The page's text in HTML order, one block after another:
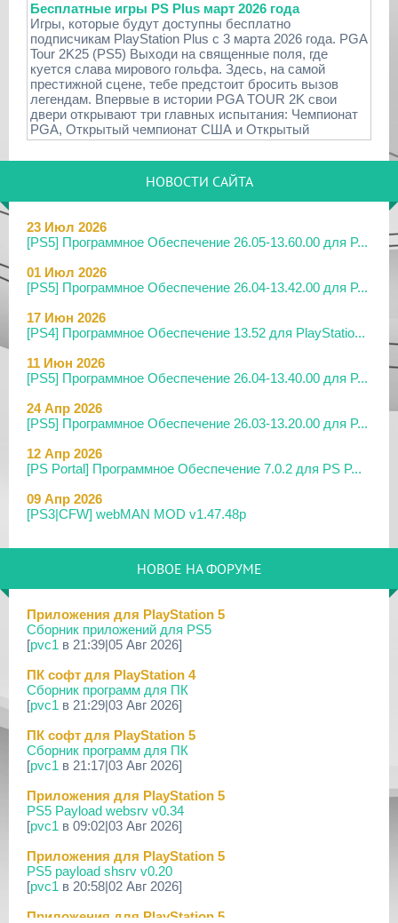
Бесплатные игры PS Plus март 2026 года
Игры, которые будут доступны бесплатно
подписчикам PlayStation Plus с 3 марта 2026 года. PGA
Tour 2K25 (PS5) Выходи на священные поля, где
куется слава мирового гольфа. Здесь, на самой
престижной сцене, тебе предстоит бросить вызов
легендам. Впервые в истории PGA TOUR 2K свои
двери открывают три главных испытания: Чемпионат
PGA, Открытый чемпионат США и Открытый
НОВОСТИ САЙТА
23 Июл 2026
[PS5] Программное Обеспечение 26.05-13.60.00 для P...
01 Июл 2026
[PS5] Программное Обеспечение 26.04-13.42.00 для P...
17 Июн 2026
[PS4] Программное Обеспечение 13.52 для PlayStatio...
11 Июн 2026
[PS5] Программное Обеспечение 26.04-13.40.00 для P...
24 Апр 2026
[PS5] Программное Обеспечение 26.03-13.20.00 для P...
12 Апр 2026
[PS Portal] Программное Обеспечение 7.0.2 для PS P...
09 Апр 2026
[PS3|CFW] webMAN MOD v1.47.48p
19 Мар 2026
18 Мар 2026
[PS3] Программное Обеспечение 4.93 для PlayStation...
17 Мар 2026
[PS4] Программное Обеспечение 13.50 для PlayStatio...
[PS5] Программное Обеспечение 26.02-13.00.00 для P...
19 Фев 2026
02 Фев 2026
[PS3|CFW/Android] Movian M7 7.0.235/236
29 Янв 2026
[PS4] Программное Обеспечение 13.04 для PlayStatio...
НОВОЕ НА ФОРУМЕ
Приложения для PlayStation 5
Сборник приложений для PS5
[pvc1 в 21:39|05 Авг 2026]
ПК софт для PlayStation 4
Сборник программ для ПК
[pvc1 в 21:29|03 Авг 2026]
ПК софт для PlayStation 5
Сборник программ для ПК
[pvc1 в 21:17|03 Авг 2026]
Приложения для PlayStation 5
PS5 Payload websrv v0.34
[pvc1 в 09:02|03 Авг 2026]
Приложения для PlayStation 5
PS5 payload shsrv v0.20
[pvc1 в 20:58|02 Авг 2026]
Приложения для PlayStation 5